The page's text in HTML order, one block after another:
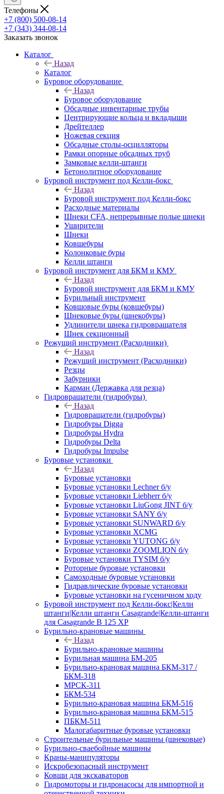
Телефоны
+7 (800) 500-08-14
+7 (343) 344-08-14
Заказать звонок
Каталог
Назад
Каталог
Буровое оборудование
Назад
Буровое оборудование
Обсадные инвентарные трубы
Центрирующие кольца и вкладыши
Дрейтеллер
Ножевая секция
Обсадные столы-осцилляторы
Рамки опорные обсадных труб
Замковые келли-штанги
Бетонолитное оборудование
Буровой инструмент под Келли-бокс
Назад
Буровой инструмент под Келли-бокс
Расходные материалы
Шнеки CFA, непрерывные полые шнеки
Уширители
Шнеки
Ковшебуры
Колонковые буры
Келли штанги
Буровой инструмент для БКМ и КМУ
Назад
Буровой инструмент для БКМ и КМУ
Бурильный инструмент
Ковшовые буры (ковшебуры)
Шнековые буры (шнекобуры)
Удлинители шнека гидровращателя
Шнек секционный
Режущий инструмент (Расходники)
Назад
Режущий инструмент (Расходники)
Резцы
Забурники
Карман (Державка для резца)
Гидровращатели (гидробуры)
Назад
Гидровращатели (гидробуры)
Гидробуры Digga
Гидробуры Hydra
Гидробуры Delta
Гидробуры Impulse
Буровые установки
Назад
Буровые установки
Буровые установки Lechner б/у
Буровые установки Liebherr б/у
Буровые установки LiuGong JINT б/у
Буровые установки SANY б/у
Буровые установки SUNWARD б/у
Буровые установки XCMG
Буровые установки YUTONG б/у
Буровые установки ZOOMLION б/у
Буровые установки TYSIM б/у
Роторные буровые установки
Самоходные буровые установки
Гидравлические буровые установки
Буровые установки на гусеничном ходу
Буровой инструмент под Келли-бокс|Келли
штанги|Келли штанги Casagrande|Келли-штанги
для Casagrande B 125 XP
Бурильно-крановые машины
Назад
Бурильно-крановые машины
Бурильная машина БМ-205
Бурильно-крановая машина БКМ-317 /
БКМ-318
МРСК-311
БКМ-534
Бурильно-крановая машина БКМ-516
Бурильно-крановая машина БКМ-515
ПБКМ-511
Малогабаритные буровые установки
Строительные бурильные машины (шнековые)
Бурильно-сваебойные машины
Краны-манипуляторы
Искробезопасный инструмент
Ковши для экскаваторов
Гидромоторы и гидронасосы для импортной и